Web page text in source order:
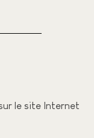
le site Internet